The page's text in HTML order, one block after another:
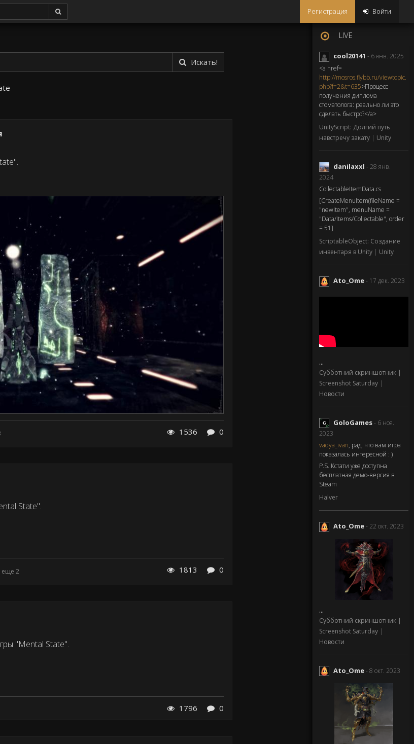
Регистрация Войти
LIVE
cool20141 - 6 янв. 2025
<a href=
http://mosros.flybb.ru/viewtopic.
php?f=2&t=635>Процесс
получения диплома
стоматолога: реально ли это
сделать быстро?</a>
UnityScript: Долгий путь
навстречу закату | Unity
danilaxxl - 28 янв.
2024
CollectableItemData.cs
[CreateMenuItem(fileName =
"newItem", menuName =
"Data/Items/Collectable", order
= 51]
ScriptableObject: Создание
инвентаря в Unity | Unity
Ato_Ome- 17 дек. 2023
...
Субботний скриншотник |
Screenshot Saturday |
Новости
GoloGames- 6 ноя.
2023
vadya_ivan, рад, что вам игра
показалась интересной : )
P.S. Кстати уже доступна
бесплатная демо-версия в
Steam
Halver
Ato_Ome- 22 окт. 2023
...
Субботний скриншотник |
Screenshot Saturday |
Новости
Ato_Ome- 8 окт. 2023
Искать!
1536 0
State".
еще 2 1813 0
"Mental State".
1796 0